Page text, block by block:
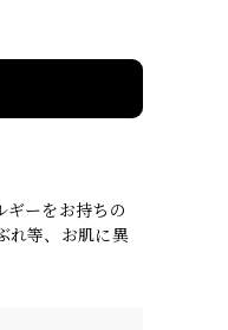
ーをお持ちの
れ等、お肌に異